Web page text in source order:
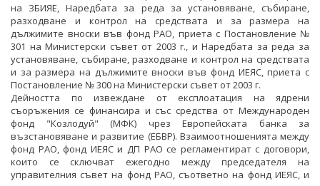
на ЗБИЯЕ, Наредбата за реда за установяване, събиране,
разходване и контрол на средствата и за размера на
дължимите вноски във фонд РАО, приета с Постановление №
301 на Министерски съвет от 2003 г., и Наредбата за реда за
установяване, събиране, разходване и контрол на средствата
и за размера на дължимите вноски във фонд ИЕЯС, приета с
Постановление № 300 на Министерски съвет от 2003 г.
Дейността по извеждане от експлоатация на ядрени
съоръжения се финансира и със средства от Международен
фонд "Козлодуй" (МФК) чрез Европейската банка за
възстановяване и развитие (ЕБВР). Взаимоотношенията между
фонд РАО, фонд ИЕЯС и ДП РАО се регламентират с договори,
които се сключват ежегодно между председателя на
управителния съвет на фонд РАО, съответно на фонд ИЕЯС, и